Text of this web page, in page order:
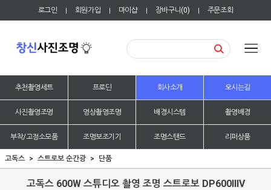
로그인 | 회원가입 | 마이샵 | 장바구니(0) | 주문조회
추천촬영세트 프로딘 회사소개 오시는길
사진촬영조명 영상촬영조명 배경시스템 촬영배경
부착/고정소모품 조명보조기기 조명스탠드 리퍼상품
고독스 스트로보 순간광 단품
고독스 600W 스튜디오 촬영 조명 스트로보 DP600IIIV